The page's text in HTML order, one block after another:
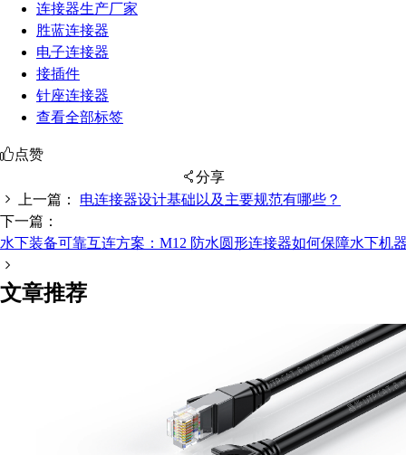
连接器生产厂家
胜蓝连接器
电子连接器
接插件
针座连接器
查看全部标签
点赞
分享
上一篇： 电连接器设计基础以及主要规范有哪些？
下一篇：
水下装备可靠互连方案：M12 防水圆形连接器如何保障水下机
文章推荐